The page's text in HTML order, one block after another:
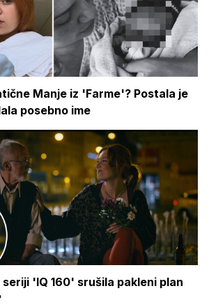
Manje iz 'Farme'? Postala je
posebno ime
'IQ 160' srušila pakleni plan